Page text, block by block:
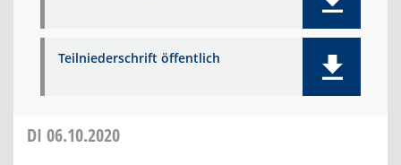
Teilniederschrift öffentlich
DI 06.10.2020